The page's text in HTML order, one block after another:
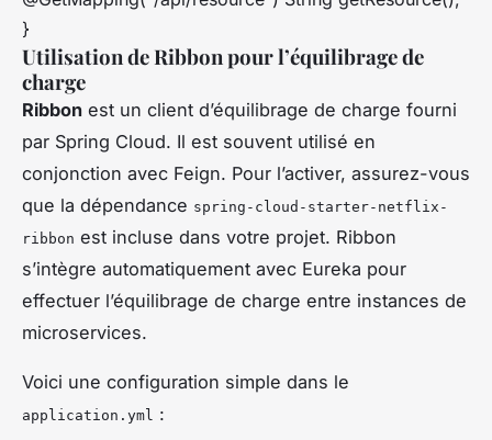
}
Utilisation de Ribbon pour l’équilibrage de
charge
Ribbon est un client d’équilibrage de charge fourni
par Spring Cloud. Il est souvent utilisé en
conjonction avec Feign. Pour l’activer, assurez-vous
que la dépendance spring-cloud-starter-netflix-
ribbon est incluse dans votre projet. Ribbon
s’intègre automatiquement avec Eureka pour
effectuer l’équilibrage de charge entre instances de
microservices.
Voici une configuration simple dans le
application.yml :